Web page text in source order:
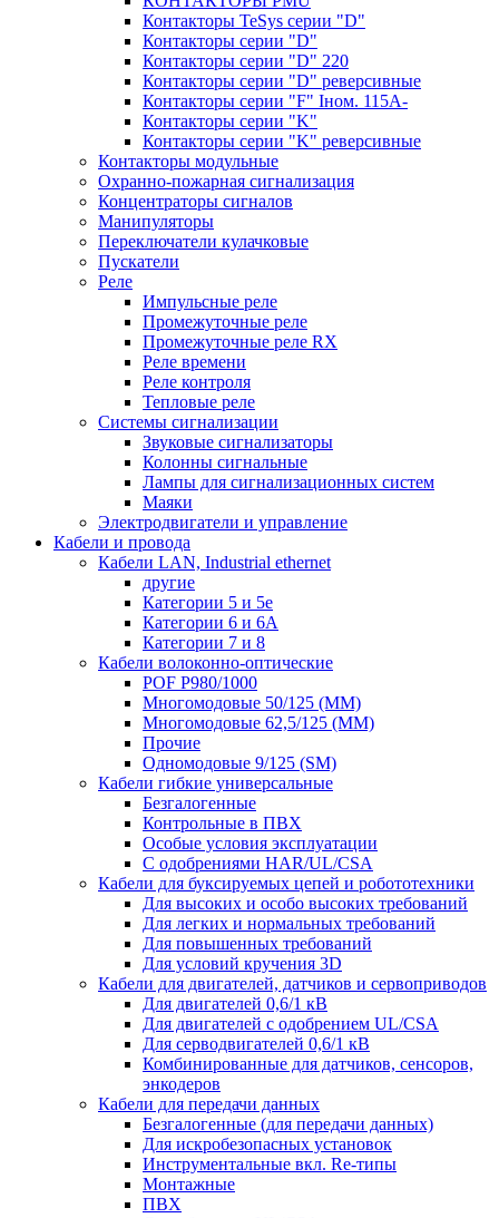
Контакторы TeSys серии "D"
Контакторы серии "D"
Контакторы серии "D" 220
Контакторы серии "D" реверсивные
Контакторы серии "F" Iном. 115А-
Контакторы серии "K"
Контакторы серии "K" реверсивные
Контакторы модульные
Охранно-пожарная сигнализация
Концентраторы сигналов
Манипуляторы
Переключатели кулачковые
Пускатели
Реле
Импульсные реле
Промежуточные реле
Промежуточные реле RX
Реле времени
Реле контроля
Тепловые реле
Системы сигнализации
Звуковые сигнализаторы
Колонны сигнальные
Лампы для сигнализационных систем
Маяки
Электродвигатели и управление
Кабели и провода
Кабели LAN, Industrial ethernet
другие
Категории 5 и 5е
Категории 6 и 6A
Категории 7 и 8
Кабели волоконно-оптические
POF P980/1000
Многомодовые 50/125 (ММ)
Многомодовые 62,5/125 (ММ)
Прочие
Одномодовые 9/125 (SM)
Кабели гибкие универсальные
Безгалогенные
Контрольные в ПВХ
Особые условия эксплуатации
С одобрениями HAR/UL/CSA
Кабели для буксируемых цепей и робототехники
Для высоких и особо высоких требований
Для легких и нормальных требований
Для повышенных требований
Для условий кручения 3D
Кабели для двигателей, датчиков и сервоприводов
Для двигателей 0,6/1 кВ
Для двигателей с одобрением UL/CSA
Для серводвигателей 0,6/1 кВ
Комбинированные для датчиков, cенсоров,
энкодеров
Кабели для передачи данных
Безгалогенные (для передачи данных)
Для искробезопасных установок
Инструментальные вкл. Re-типы
Монтажные
ПВХ